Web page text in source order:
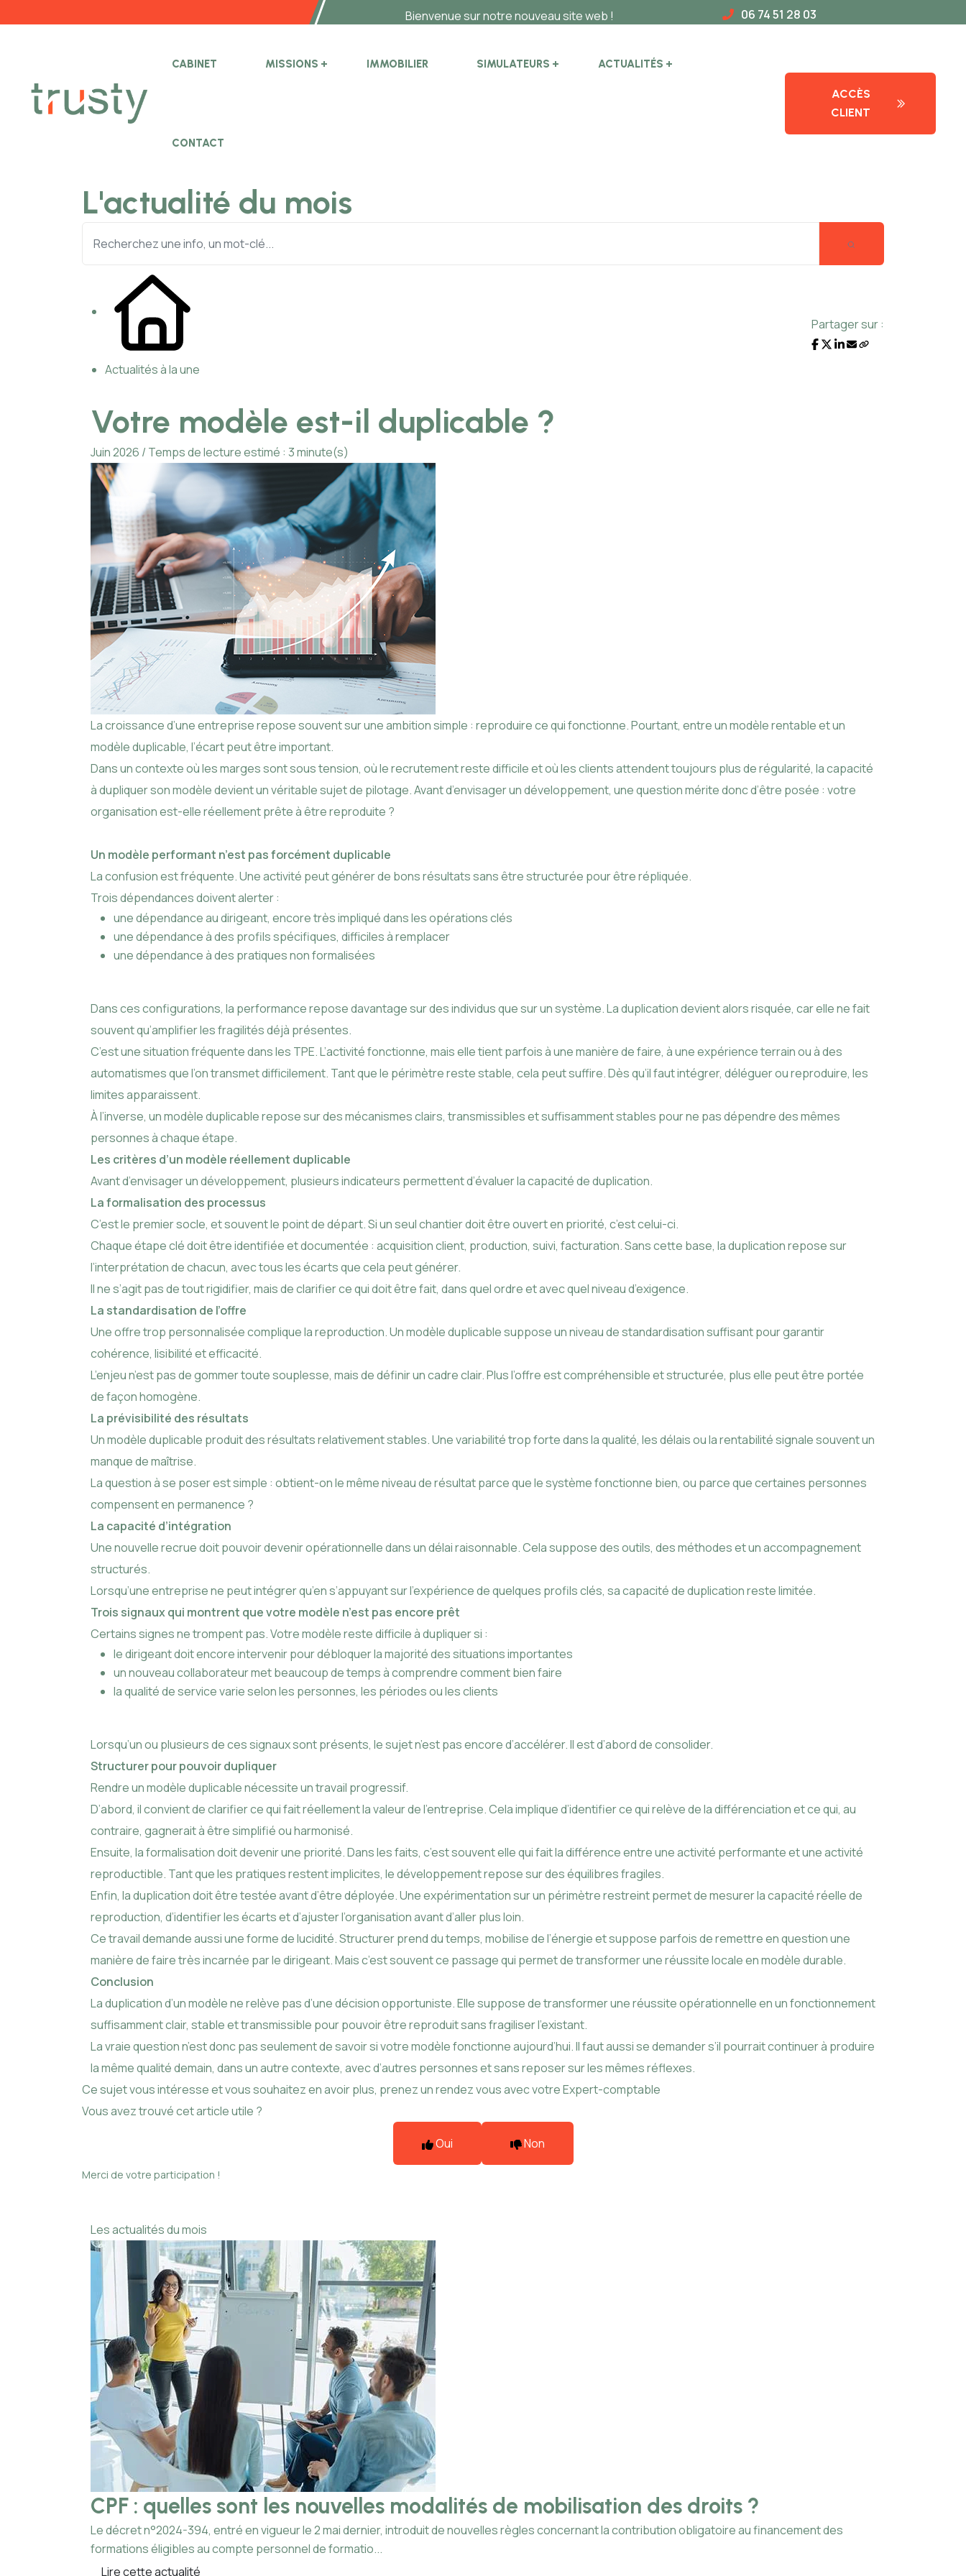
Bienvenue sur notre nouveau site web ! 06 74 51 28 03
CABINET MISSIONS IMMOBILIER SIMULATEURS ACTUALITÉS
CONTACT
ACCÈS
CLIENT
L'actualité du mois
Actualités à la une
Partager sur :
Votre modèle est-il duplicable ?
Juin 2026 / Temps de lecture estimé : 3 minute(s)
La croissance d’une entreprise repose souvent sur une ambition simple : reproduire ce qui fonctionne. Pourtant, entre un modèle rentable et un
modèle duplicable, l’écart peut être important.
Dans un contexte où les marges sont sous tension, où le recrutement reste difficile et où les clients attendent toujours plus de régularité, la capacité
à dupliquer son modèle devient un véritable sujet de pilotage. Avant d’envisager un développement, une question mérite donc d’être posée : votre
organisation est-elle réellement prête à être reproduite ?
Un modèle performant n’est pas forcément duplicable
La confusion est fréquente. Une activité peut générer de bons résultats sans être structurée pour être répliquée.
Trois dépendances doivent alerter :
une dépendance au dirigeant, encore très impliqué dans les opérations clés
une dépendance à des profils spécifiques, difficiles à remplacer
une dépendance à des pratiques non formalisées
Dans ces configurations, la performance repose davantage sur des individus que sur un système. La duplication devient alors risquée, car elle ne fait
souvent qu’amplifier les fragilités déjà présentes.
C’est une situation fréquente dans les TPE. L’activité fonctionne, mais elle tient parfois à une manière de faire, à une expérience terrain ou à des
automatismes que l’on transmet difficilement. Tant que le périmètre reste stable, cela peut suffire. Dès qu’il faut intégrer, déléguer ou reproduire, les
limites apparaissent.
À l’inverse, un modèle duplicable repose sur des mécanismes clairs, transmissibles et suffisamment stables pour ne pas dépendre des mêmes
personnes à chaque étape.
Les critères d’un modèle réellement duplicable
Avant d’envisager un développement, plusieurs indicateurs permettent d’évaluer la capacité de duplication.
La formalisation des processus
C’est le premier socle, et souvent le point de départ. Si un seul chantier doit être ouvert en priorité, c’est celui-ci.
Chaque étape clé doit être identifiée et documentée : acquisition client, production, suivi, facturation. Sans cette base, la duplication repose sur
l’interprétation de chacun, avec tous les écarts que cela peut générer.
Il ne s’agit pas de tout rigidifier, mais de clarifier ce qui doit être fait, dans quel ordre et avec quel niveau d’exigence.
La standardisation de l’offre
Une offre trop personnalisée complique la reproduction. Un modèle duplicable suppose un niveau de standardisation suffisant pour garantir
cohérence, lisibilité et efficacité.
L’enjeu n’est pas de gommer toute souplesse, mais de définir un cadre clair. Plus l’offre est compréhensible et structurée, plus elle peut être portée
de façon homogène.
La prévisibilité des résultats
Un modèle duplicable produit des résultats relativement stables. Une variabilité trop forte dans la qualité, les délais ou la rentabilité signale souvent un
manque de maîtrise.
La question à se poser est simple : obtient-on le même niveau de résultat parce que le système fonctionne bien, ou parce que certaines personnes
compensent en permanence ?
La capacité d’intégration
Une nouvelle recrue doit pouvoir devenir opérationnelle dans un délai raisonnable. Cela suppose des outils, des méthodes et un accompagnement
structurés.
Lorsqu’une entreprise ne peut intégrer qu’en s’appuyant sur l’expérience de quelques profils clés, sa capacité de duplication reste limitée.
Trois signaux qui montrent que votre modèle n’est pas encore prêt
Certains signes ne trompent pas. Votre modèle reste difficile à dupliquer si :
le dirigeant doit encore intervenir pour débloquer la majorité des situations importantes
un nouveau collaborateur met beaucoup de temps à comprendre comment bien faire
la qualité de service varie selon les personnes, les périodes ou les clients
Lorsqu’un ou plusieurs de ces signaux sont présents, le sujet n’est pas encore d’accélérer. Il est d’abord de consolider.
Structurer pour pouvoir dupliquer
Rendre un modèle duplicable nécessite un travail progressif.
D’abord, il convient de clarifier ce qui fait réellement la valeur de l’entreprise. Cela implique d’identifier ce qui relève de la différenciation et ce qui, au
contraire, gagnerait à être simplifié ou harmonisé.
Ensuite, la formalisation doit devenir une priorité. Dans les faits, c’est souvent elle qui fait la différence entre une activité performante et une activité
reproductible. Tant que les pratiques restent implicites, le développement repose sur des équilibres fragiles.
Enfin, la duplication doit être testée avant d’être déployée. Une expérimentation sur un périmètre restreint permet de mesurer la capacité réelle de
reproduction, d’identifier les écarts et d’ajuster l’organisation avant d’aller plus loin.
Ce travail demande aussi une forme de lucidité. Structurer prend du temps, mobilise de l’énergie et suppose parfois de remettre en question une
manière de faire très incarnée par le dirigeant. Mais c’est souvent ce passage qui permet de transformer une réussite locale en modèle durable.
Conclusion
La duplication d’un modèle ne relève pas d’une décision opportuniste. Elle suppose de transformer une réussite opérationnelle en un fonctionnement
suffisamment clair, stable et transmissible pour pouvoir être reproduit sans fragiliser l’existant.
La vraie question n’est donc pas seulement de savoir si votre modèle fonctionne aujourd’hui. Il faut aussi se demander s’il pourrait continuer à produire
la même qualité demain, dans un autre contexte, avec d’autres personnes et sans reposer sur les mêmes réflexes.
Ce sujet vous intéresse et vous souhaitez en avoir plus, prenez un rendez vous avec votre Expert-comptable
Vous avez trouvé cet article utile ?
Oui Non
Merci de votre participation !
Les actualités du mois
CPF : quelles sont les nouvelles modalités de mobilisation des droits ?
Le décret n°2024-394, entré en vigueur le 2 mai dernier, introduit de nouvelles règles concernant la contribution obligatoire au financement des
formations éligibles au compte personnel de formatio...
Lire cette actualité